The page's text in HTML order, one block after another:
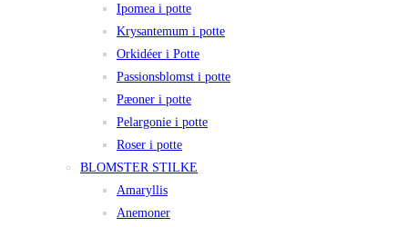
Ipomea i potte
Krysantemum i potte
Orkidéer i Potte
Passionsblomst i potte
Pæoner i potte
Pelargonie i potte
Roser i potte
BLOMSTER STILKE
Amaryllis
Anemoner